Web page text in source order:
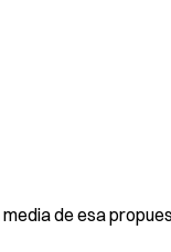
de esa